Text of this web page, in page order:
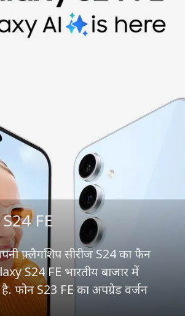
फ़्लैगशिप सीरीज S24 का फैन
S24 FE भारतीय बाजार में
फोन S23 FE का अपग्रेड वर्जन
FE